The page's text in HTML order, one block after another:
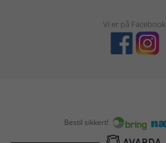
Vi er på Facebook
Bestil sikkert!